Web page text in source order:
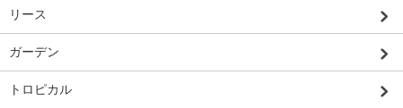
リース
ガーデン
トロピカル